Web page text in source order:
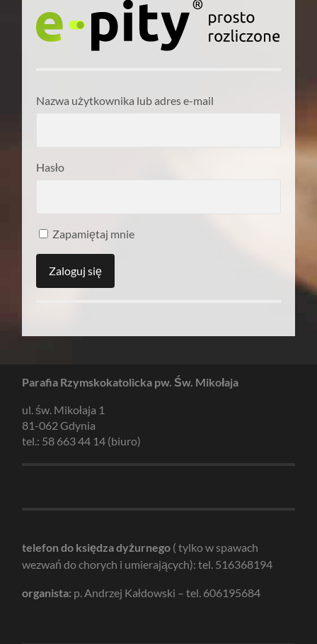
Nazwa użytkownika lub adres e-mail
Hasło
Zapamiętaj mnie
Parafia Rzymskokatolicka pw. Św. Mikołaja
ul. św. Mikołaja 1
81-062 Gdynia
tel.: 58 663 44 14 (biuro)
telefon do księdza dyżurnego ( tylko w spawach
wezwań do chorych i umierających): tel. 516368194
organista: p. Andrzej Kałdowski – tel. 606195684